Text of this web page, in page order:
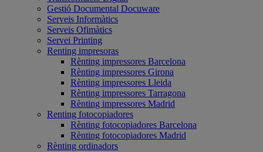
Gestió Documental Docuware
Serveis Informàtics
Serveis Ofimàtics
Servei Printing
Renting impresoras
Rènting impressores Barcelona
Rènting impressores Girona
Rènting impressores Lleida
Rènting impressores Tarragona
Rènting impressores Madrid
Renting fotocopiadores
Rènting fotocopiadores Barcelona
Rènting fotocopiadores Madrid
Rènting ordinadors